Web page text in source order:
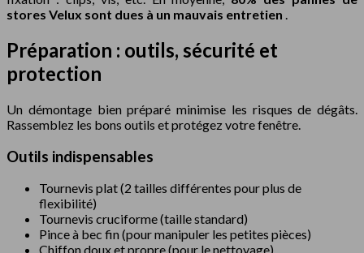
stores Velux sont dues à un mauvais entretien .
Préparation : outils, sécurité et
protection
Un démontage bien préparé minimise les risques de dégâts.
Rassemblez les bons outils et protégez votre fenêtre.
Outils indispensables
Tournevis plat (2 tailles différentes pour plus de
flexibilité)
Tournevis cruciforme (taille standard)
Pince à bec fin (pour manipuler les petites pièces)
Chiffon doux et propre (pour le nettoyage)